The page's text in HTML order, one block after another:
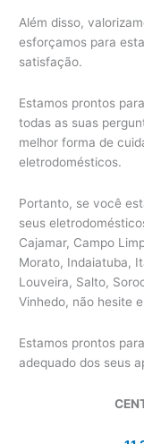
Além disso,
esforçamos para
satisfação.
Estamos prontos
todas as suas
melhor forma de
eletrodomésticos.
Portanto, se você
seus
Cajamar, Campo
Morato, Indaiatuba,
Louveira, Salto,
Vinhedo, não hesite
Estamos prontos
adequado dos seus